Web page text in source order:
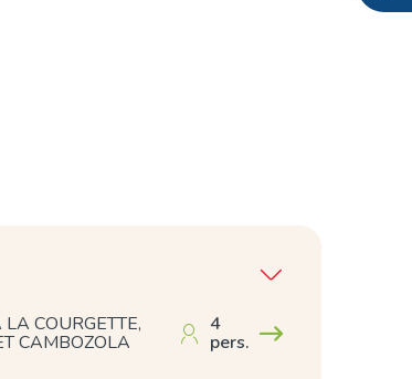
COURGETTE,
CAMBOZOLA
4
pers.